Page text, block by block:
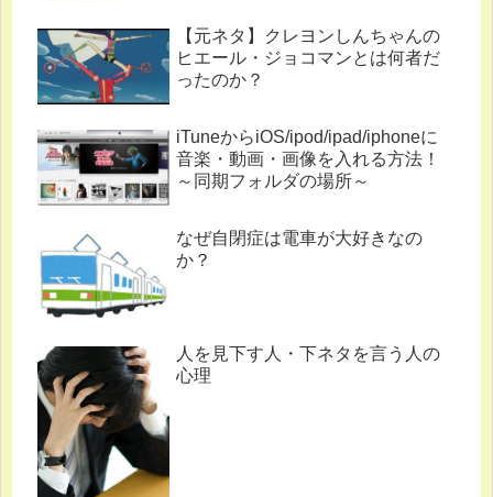
【元ネタ】クレヨンしんちゃんの
ヒエール・ジョコマンとは何者だ
ったのか？
iTuneからiOS/ipod/ipad/iphoneに
音楽・動画・画像を入れる方法！
～同期フォルダの場所～
なぜ自閉症は電車が大好きなの
か？
人を見下す人・下ネタを言う人の
心理